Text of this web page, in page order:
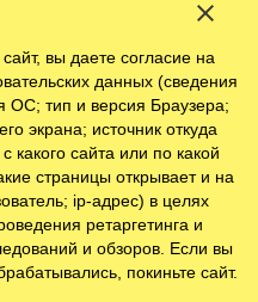
вы даете согласие на
данных (сведения
ОС; тип и версия Браузера;
экрана; источник откуда
какого сайта или по какой
страницы открывает и на
ip-адрес) в целях
ретаргетинга и
и обзоров. Если вы
покиньте сайт.